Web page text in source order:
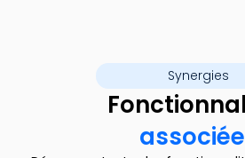
Synergies